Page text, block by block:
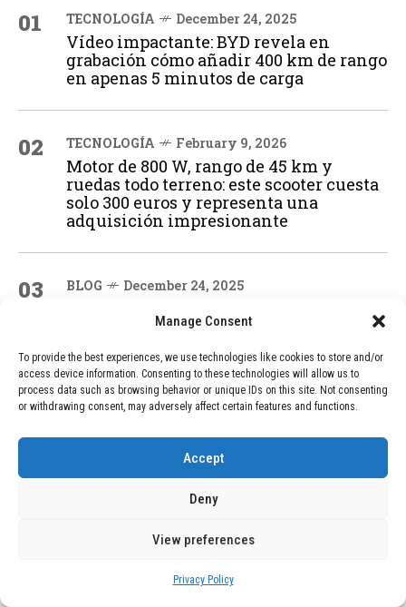
Manage Consent
To provide the best experiences, we use technologies like cookies to store and/or
access device information. Consenting to these technologies will allow us to
process data such as browsing behavior or unique IDs on this site. Not consenting
or withdrawing consent, may adversely affect certain features and functions.
Accept
Deny
View preferences
Privacy Policy
01 TECNOLOGÍA December 24, 2025
Vídeo impactante: BYD revela en
grabación cómo añadir 400 km de rango
en apenas 5 minutos de carga
02 TECNOLOGÍA February 9, 2026
Motor de 800 W, rango de 45 km y
ruedas todo terreno: este scooter cuesta
solo 300 euros y representa una
adquisición impresionante
03 BLOG December 24, 2025
Geolocalizadas, Obligatorias a Partir de
04 BLOG December 24, 2025
Devastadora Explosión en Residencia
de Ancianos de Pensilvania Deja al
Menos Dos Víctimas Fatales